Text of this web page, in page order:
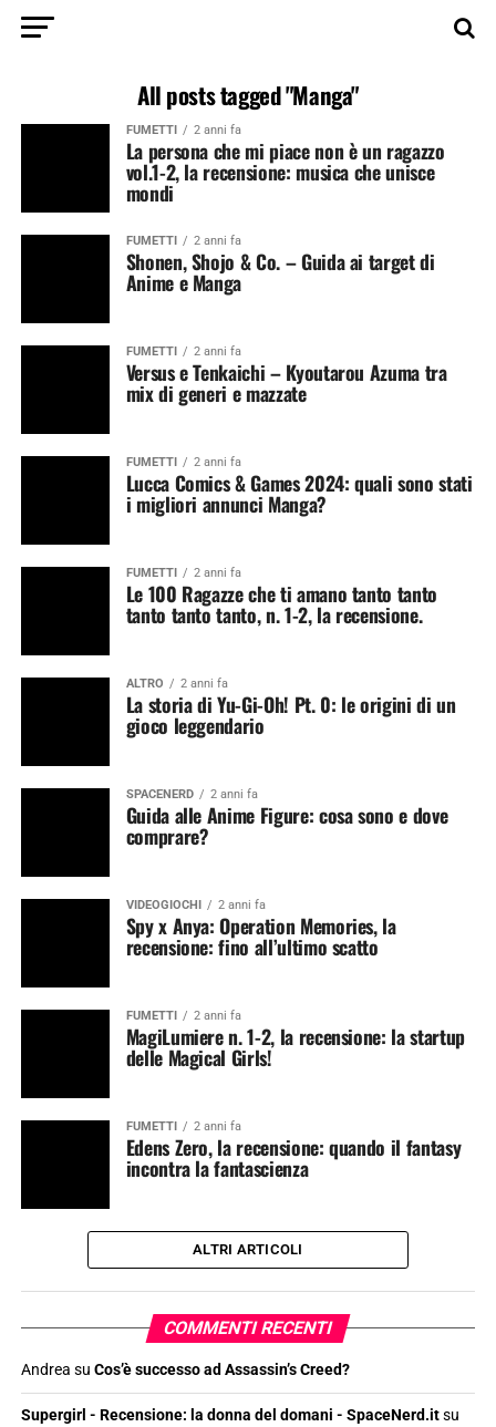
All posts tagged "Manga"
FUMETTI 2 anni fa
La persona che mi piace non è un ragazzo
vol.1-2, la recensione: musica che unisce
mondi
FUMETTI 2 anni fa
Shonen, Shojo & Co. – Guida ai target di
Anime e Manga
FUMETTI 2 anni fa
Versus e Tenkaichi – Kyoutarou Azuma tra
mix di generi e mazzate
FUMETTI 2 anni fa
Lucca Comics & Games 2024: quali sono stati
i migliori annunci Manga?
FUMETTI 2 anni fa
Le 100 Ragazze che ti amano tanto tanto
tanto tanto tanto, n. 1-2, la recensione.
ALTRO 2 anni fa
La storia di Yu-Gi-Oh! Pt. 0: le origini di un
gioco leggendario
SPACENERD 2 anni fa
Guida alle Anime Figure: cosa sono e dove
comprare?
VIDEOGIOCHI 2 anni fa
Spy x Anya: Operation Memories, la
recensione: fino all’ultimo scatto
FUMETTI 2 anni fa
MagiLumiere n. 1-2, la recensione: la startup
delle Magical Girls!
FUMETTI 2 anni fa
Edens Zero, la recensione: quando il fantasy
incontra la fantascienza
ALTRI ARTICOLI
COMMENTI RECENTI
Andrea su Cos’è successo ad Assassin’s Creed?
Supergirl - Recensione: la donna del domani - SpaceNerd.itsu